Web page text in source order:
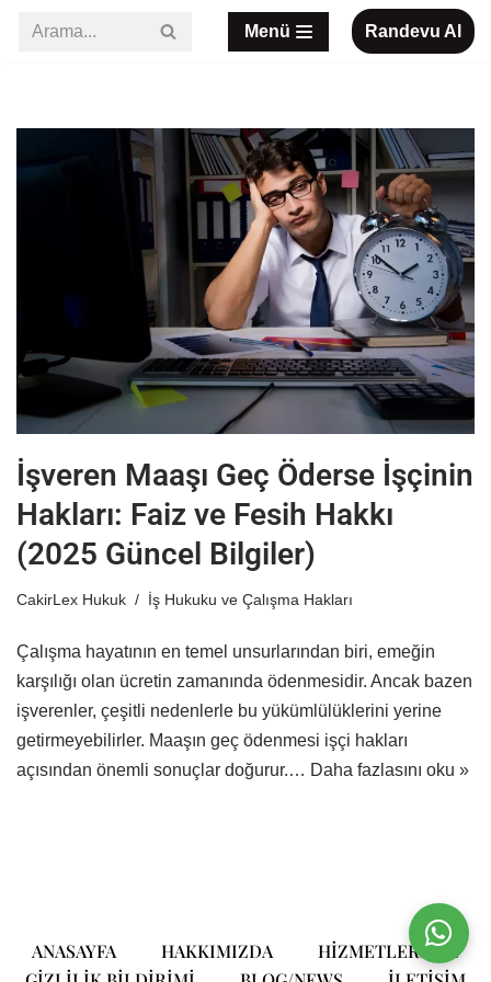
Menü Randevu Al
İşveren Maaşı Geç Öderse İşçinin
Hakları: Faiz ve Fesih Hakkı
(2025 Güncel Bilgiler)
CakirLex Hukuk İş Hukuku ve Çalışma Hakları
Çalışma hayatının en temel unsurlarından biri, emeğin
karşılığı olan ücretin zamanında ödenmesidir. Ancak bazen
işverenler, çeşitli nedenlerle bu yükümlülüklerini yerine
getirmeyebilirler. Maaşın geç ödenmesi işçi hakları
açısından önemli sonuçlar doğurur.… Daha fazlasını oku »
ANASAYFA HAKKIMIZDA
HIZMETLERIMIZ